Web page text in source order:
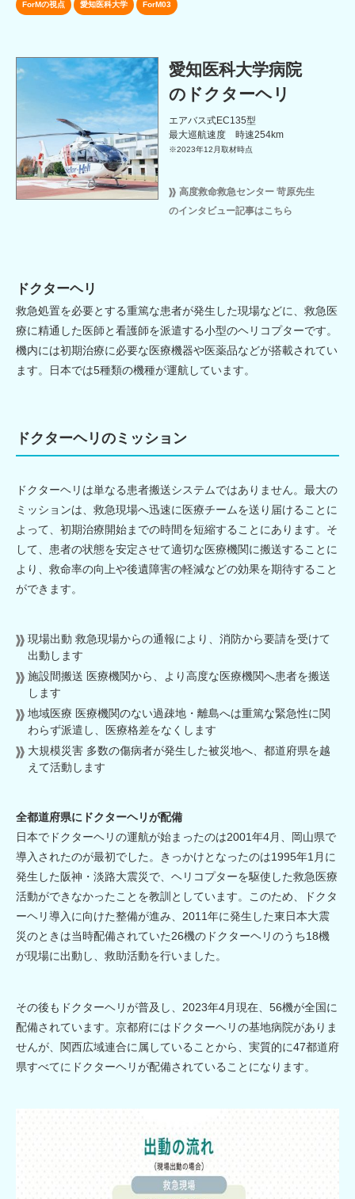
ForMの視点 愛知医科大学 ForM03
愛知医科大学病院
のドクターヘリ
エアバス式EC135型
最大巡航速度 時速254km
※2023年12月取材時点
高度救命救急センター 苛原先生
のインタビュー記事はこちら
ドクターヘリ
救急処置を必要とする重篤な患者が発生した現場などに、救急医
療に精通した医師と看護師を派遣する小型のヘリコプターです。
機内には初期治療に必要な医療機器や医薬品などが搭載されてい
ます。日本では5種類の機種が運航しています。
ドクターヘリのミッション
ドクターヘリは単なる患者搬送システムではありません。最大の
ミッションは、救急現場へ迅速に医療チームを送り届けることに
よって、初期治療開始までの時間を短縮することにあります。そ
して、患者の状態を安定させて適切な医療機関に搬送することに
より、救命率の向上や後遺障害の軽減などの効果を期待すること
ができます。
現場出動 救急現場からの通報により、消防から要請を受けて
出動します
施設間搬送 医療機関から、より高度な医療機関へ患者を搬送
します
地域医療 医療機関のない過疎地・離島へは重篤な緊急性に関
わらず派遣し、医療格差をなくします
大規模災害 多数の傷病者が発生した被災地へ、都道府県を越
えて活動します
全都道府県にドクターヘリが配備
日本でドクターヘリの運航が始まったのは2001年4月、岡山県で
導入されたのが最初でした。きっかけとなったのは1995年1月に
発生した阪神・淡路大震災で、ヘリコプターを駆使した救急医療
活動ができなかったことを教訓としています。このため、ドクタ
ーヘリ導入に向けた整備が進み、2011年に発生した東日本大震
災のときは当時配備されていた26機のドクターヘリのうち18機
が現場に出動し、救助活動を行いました。
その後もドクターヘリが普及し、2023年4月現在、56機が全国に
配備されています。京都府にはドクターヘリの基地病院がありま
せんが、関西広域連合に属していることから、実質的に47都道府
県すべてにドクターヘリが配備されていることになります。